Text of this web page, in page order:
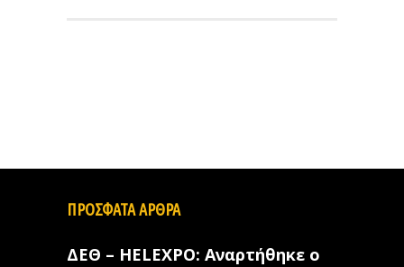
ΠΡΟΣΦΑΤΑ ΑΡΘΡΑ
ΔΕΘ – HELEXPO: Αναρτήθηκε ο